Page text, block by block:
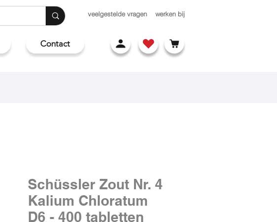
veelgestelde vragen werken bij
Contact
Schüssler Zout Nr. 4
Kalium Chloratum
D6 - 400 tabletten